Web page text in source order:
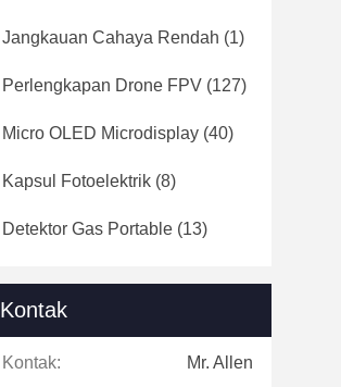
Jangkauan Cahaya Rendah (1)
Perlengkapan Drone FPV (127)
Micro OLED Microdisplay (40)
Kapsul Fotoelektrik (8)
Detektor Gas Portable (13)
Kontak
Kontak: Mr. Allen